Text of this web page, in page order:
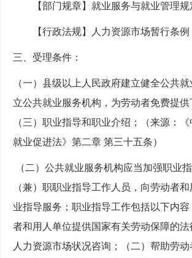
【部门规章】就业服务与就业管理规
【行政法规】人力资源市场暂行条例
三、受理条件：
（一）县级以上人民政府建立健全公共
立公共就业服务机构，为劳动者免费提供
（三）职业指导和职业介绍；（来源：
就业促进法》第二章 第三十五条）
（二）公共就业服务机构应当加强职业
（兼）职职业指导工作人员，向劳动者
业指导服务；职业指导工作包括以下内
者和用人单位提供国家有关劳动保障的法
人力资源市场状况咨询；（二）帮助劳